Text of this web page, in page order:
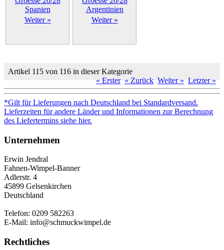
Weiter » Weiter »
Artikel 115 von 116 in dieser Kategorie
« Erster « Zurück Weiter » Letzter »
*Gilt für Lieferungen nach Deutschland bei Standardversand.
Lieferzeiten für andere Länder und Informationen zur Berechnung
des Liefertermins siehe hier.
Unternehmen
Erwin Jendral
Fahnen-Wimpel-Banner
Adlerstr. 4
45899 Gelsenkirchen
Deutschland
Telefon: 0209 582263
E-Mail: info@schmuckwimpel.de
Rechtliches